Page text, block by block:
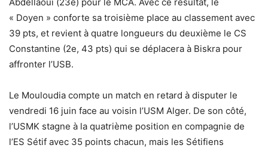
« Doyen » conforte sa troisième place au classement avec
39 pts, et revient à quatre longueurs du deuxième le CS
Constantine (2e, 43 pts) qui se déplacera à Biskra pour
affronter l’USB.
Le Mouloudia compte un match en retard à disputer le
vendredi 16 juin face au voisin l’USM Alger. De son côté,
l’USMK stagne à la quatrième position en compagnie de
l’ES Sétif avec 35 points chacun, mais les Sétifiens